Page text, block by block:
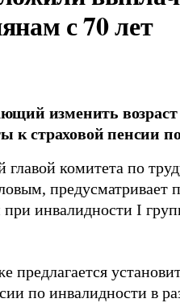
с 70 лет
изменить
страховой пенсии по
главой комитета по
предусматривает
при инвалидности I
предлагается
по инвалидности в